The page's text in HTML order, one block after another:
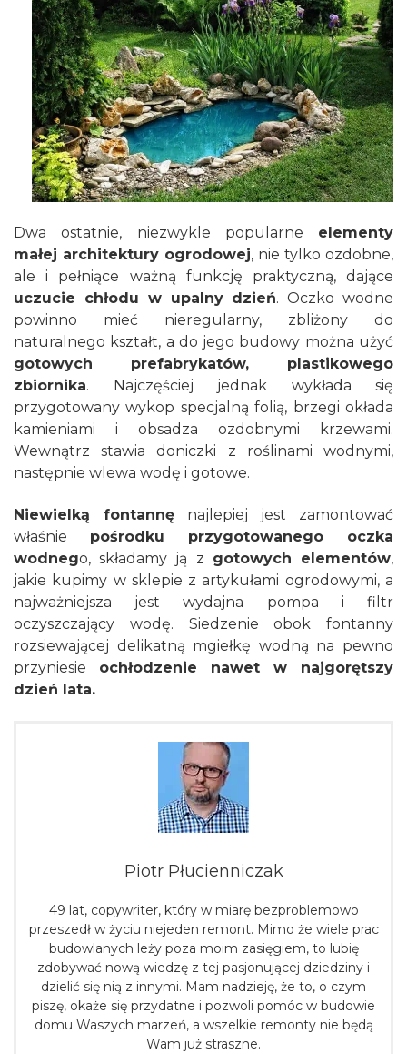
Dwa ostatnie, niezwykle popularne elementy
małej architektury ogrodowej, nie tylko ozdobne,
ale i pełniące ważną funkcję praktyczną, dające
uczucie chłodu w upalny dzień. Oczko wodne
powinno mieć nieregularny, zbliżony do
naturalnego kształt, a do jego budowy można użyć
gotowych prefabrykatów, plastikowego
zbiornika. Najczęściej jednak wykłada się
przygotowany wykop specjalną folią, brzegi okłada
kamieniami i obsadza ozdobnymi krzewami.
Wewnątrz stawia doniczki z roślinami wodnymi,
następnie wlewa wodę i gotowe.
Niewielką fontannę najlepiej jest zamontować
właśnie pośrodku przygotowanego oczka
wodnego, składamy ją z gotowych elementów,
jakie kupimy w sklepie z artykułami ogrodowymi, a
najważniejsza jest wydajna pompa i filtr
oczyszczający wodę. Siedzenie obok fontanny
rozsiewającej delikatną mgiełkę wodną na pewno
przyniesie ochłodzenie nawet w najgorętszy
dzień lata.
Piotr Płucienniczak
49 lat, copywriter, który w miarę bezproblemowo
przeszedł w życiu niejeden remont. Mimo że wiele prac
budowlanych leży poza moim zasięgiem, to lubię
zdobywać nową wiedzę z tej pasjonującej dziedziny i
dzielić się nią z innymi. Mam nadzieję, że to, o czym
piszę, okaże się przydatne i pozwoli pomóc w budowie
domu Waszych marzeń, a wszelkie remonty nie będą
Wam już straszne.